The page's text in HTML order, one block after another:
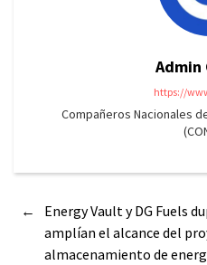
Admin
https://
Compañeros Nacionales
←
Energy Vault y DG Fuels
amplían el alcance del
almacenamiento de